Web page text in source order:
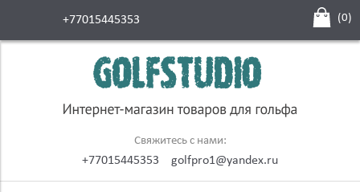
+77015445353 (0)
Свяжитесь с нами:
+77015445353 golfpro1@yandex.ru